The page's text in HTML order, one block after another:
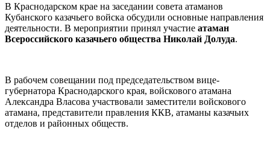
В Краснодарском крае на заседании совета атаманов
Кубанского казачьего войска обсудили основные направления
деятельности. В мероприятии принял участие атаман
Всероссийского казачьего общества Николай Долуда.
В рабочем совещании под председательством вице-
губернатора Краснодарского края, войскового атамана
Александра Власова участвовали заместители войскового
атамана, представители правления ККВ, атаманы казачьих
отделов и районных обществ.